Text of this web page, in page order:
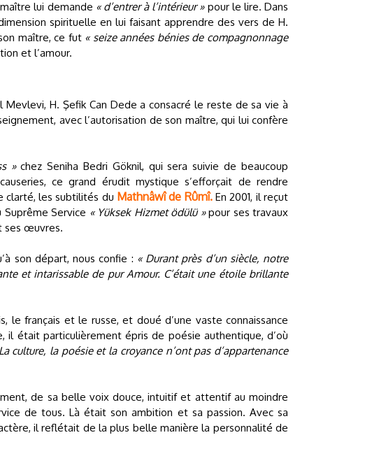
lui demande « d’entrer à l’intérieur »pour le lire. Dans
spirituelle en lui faisant apprendre des vers de H.
maître, ce fut « seize années bénies de compagnonnage
et l’amour.
H. Şefik Can Dede a consacré le reste de sa vie à
avec l’autorisation de son maître, qui lui confère
»chez Seniha Bedri Göknil, qui sera suivie de beaucoup
ce grand érudit mystique s’efforçait de rendre
clarté, les subtilités du Mathnâwî de Rûmî.En 2001, il reçut
Service « Yüksek Hizmet ödülü »pour ses travaux
ses œuvres.
son départ, nous confie : « Durant près d’un siècle, notre
et intarissable de pur Amour. C’était une étoile brillante
le français et le russe, et doué d’une vaste connaissance
il était particulièrement épris de poésie authentique, d’où
culture, la poésie et la croyance n’ont pas d’appartenance
de sa belle voix douce, intuitif et attentif au moindre
de tous. Là était son ambition et sa passion. Avec sa
il reflétait de la plus belle manière la personnalité de